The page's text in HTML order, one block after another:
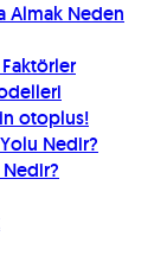
Almak Neden
otoplus!
Nedir?
Nedir?